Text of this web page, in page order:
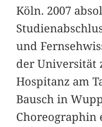
Köln. 2007
und
der Universität
Hospitanz am
Bausch in
Choreographin